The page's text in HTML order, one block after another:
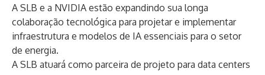
A SLB e a NVIDIA estão expandindo sua longa
colaboração tecnológica para projetar e implementar
infraestrutura e modelos de IA essenciais para o setor
de energia.
A SLB atuará como parceira de projeto para data centers